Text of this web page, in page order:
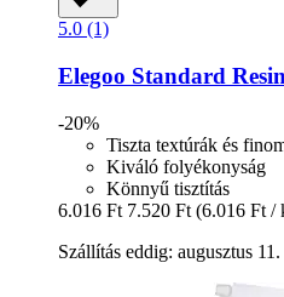
5.0 (1)
Elegoo Standard
-20%
Tiszta textúrák és
Kiváló folyékonyság
Könnyű tisztítás
6.016 Ft 7.520 Ft (6.016 Ft /
Szállítás eddig: augusztus 11.